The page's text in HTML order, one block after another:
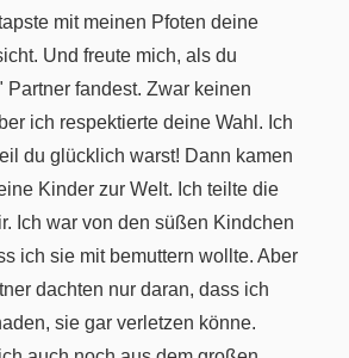
mit meinen Pfoten deine
Und freute mich, als du
fandest. Zwar keinen
ich respektierte deine Wahl. Ich
du glücklich warst! Dann kamen
Kinder zur Welt. Ich teilte die
Ich war von den süßen Kindchen
ich sie mit bemuttern wollte. Aber
dachten nur daran, dass ich
sie gar verletzen könne.